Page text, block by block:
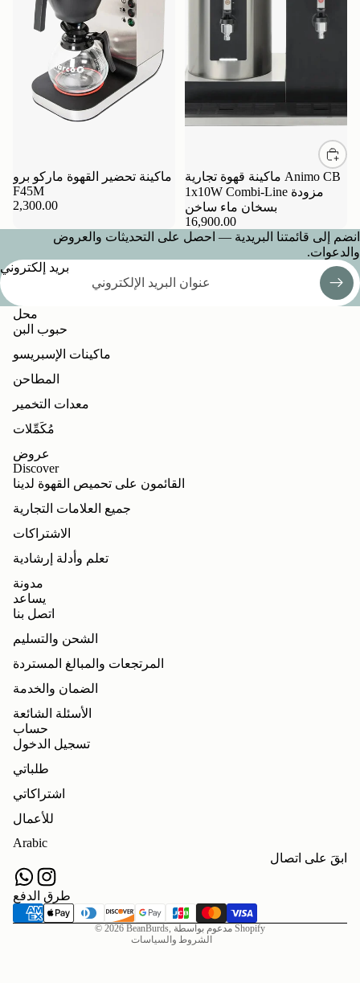
ماكينة تحضير القهوة ماركو برو
F45M
2,300.00
ماكينة قهوة تجارية Animo CB
1x10W Combi-Line مزودة
بسخان ماء ساخن
16,900.00
انضم إلى قائمتنا البريدية — احصل على التحديثات والعروض
والدعوات.
بريد إلكتروني
محل
حبوب البن
ماكينات الإسبريسو
المطاحن
معدات التخمير
مُكَمِّلات
عروض
Discover
القائمون على تحميص القهوة لدينا
جميع العلامات التجارية
الاشتراكات
تعلم وأدلة إرشادية
مدونة
يساعد
اتصل بنا
الشحن والتسليم
المرتجعات والمبالغ المستردة
الضمان والخدمة
الأسئلة الشائعة
حساب
تسجيل الدخول
طلباتي
اشتراكاتي
للأعمال
Arabic
ابقَ على اتصال
طرق الدفع
© 2026 BeanBurds, مدعوم بواسطة Shopify
الشروط والسياسات
اتصال